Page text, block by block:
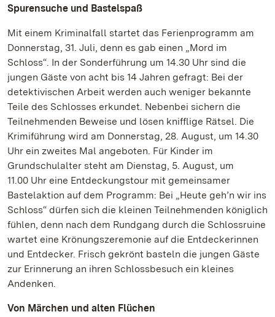
Spurensuche und Bastelspaß
Mit einem Kriminalfall startet das Ferienprogramm am
Donnerstag, 31. Juli, denn es gab einen „Mord im
Schloss“. In der Sonderführung um 14.30 Uhr sind die
jungen Gäste von acht bis 14 Jahren gefragt: Bei der
detektivischen Arbeit werden auch weniger bekannte
Teile des Schlosses erkundet. Nebenbei sichern die
Teilnehmenden Beweise und lösen knifflige Rätsel. Die
Krimiführung wird am Donnerstag, 28. August, um 14.30
Uhr ein zweites Mal angeboten. Für Kinder im
Grundschulalter steht am Dienstag, 5. August, um
11.00 Uhr eine Entdeckungstour mit gemeinsamer
Bastelaktion auf dem Programm: Bei „Heute geh’n wir ins
Schloss“ dürfen sich die kleinen Teilnehmenden königlich
fühlen, denn nach dem Rundgang durch die Schlossruine
wartet eine Krönungszeremonie auf die Entdeckerinnen
und Entdecker. Frisch gekrönt basteln die jungen Gäste
zur Erinnerung an ihren Schlossbesuch ein kleines
Andenken.
Von Märchen und alten Flüchen